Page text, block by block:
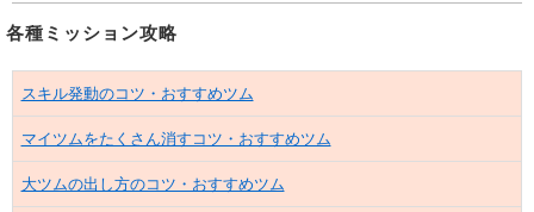
各種ミッション攻略
スキル発動のコツ・おすすめツム
マイツムをたくさん消すコツ・おすすめツム
大ツムの出し方のコツ・おすすめツム